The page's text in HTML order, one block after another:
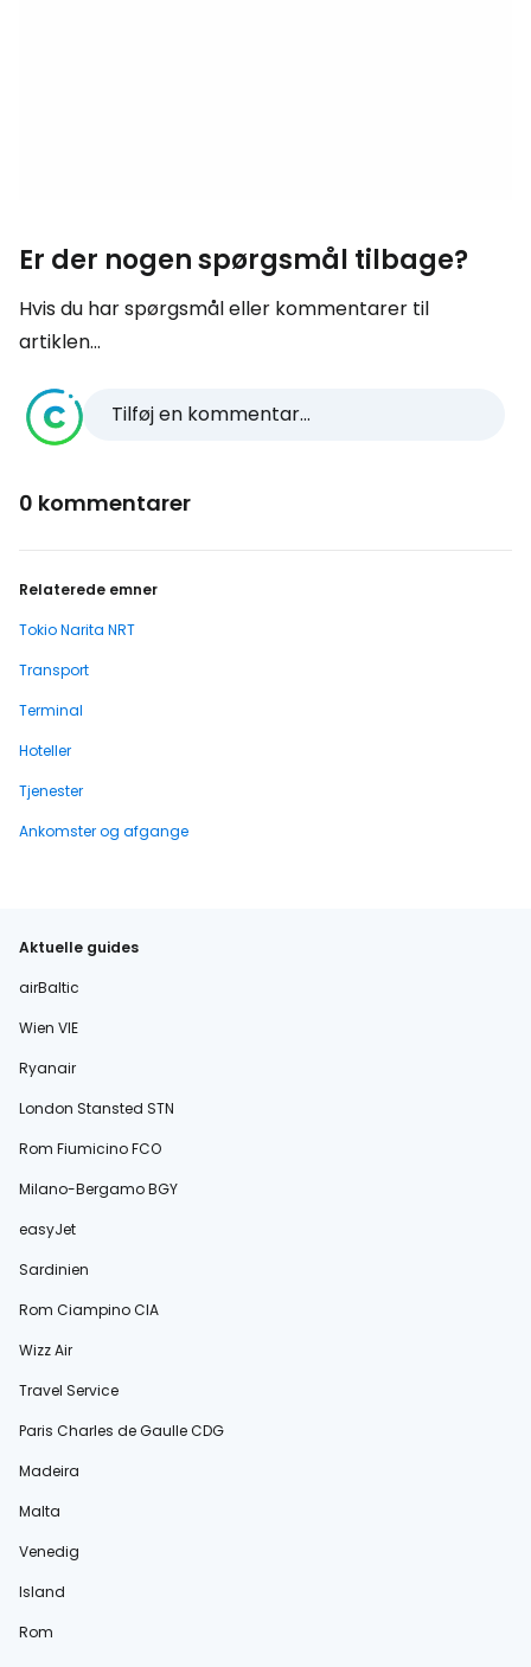
Er der nogen spørgsmål tilbage?
Hvis du har spørgsmål eller kommentarer til
artiklen...
Tilføj en kommentar...
0 kommentarer
Relaterede emner
Tokio Narita NRT
Transport
Terminal
Hoteller
Tjenester
Ankomster og afgange
Aktuelle guides
airBaltic
Wien VIE
Ryanair
London Stansted STN
Rom Fiumicino FCO
Milano-Bergamo BGY
easyJet
Sardinien
Rom Ciampino CIA
Wizz Air
Travel Service
Paris Charles de Gaulle CDG
Madeira
Malta
Venedig
Island
Rom